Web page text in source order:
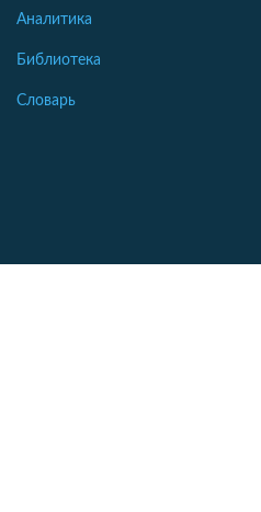
Аналитика
Библиотека
Словарь